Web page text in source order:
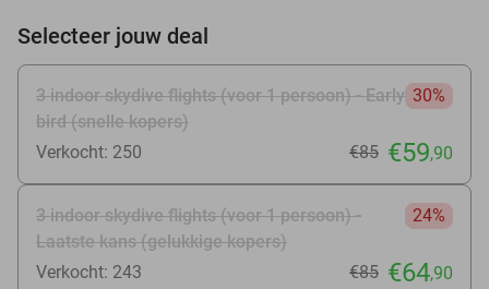
Selecteer jouw deal
3 indoor skydive flights (voor 1 persoon) - Early
bird (snelle kopers)
30%
Verkocht: 250 €85 €59,90
3 indoor skydive flights (voor 1 persoon) -
Laatste kans (gelukkige kopers)
24%
Verkocht: 243 €85 €64,90